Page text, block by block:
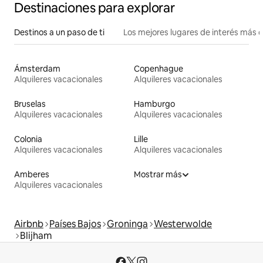
Destinaciones para explorar
Destinos a un paso de ti Los mejores lugares de interés más
Ámsterdam
Alquileres vacacionales
Copenhague
Alquileres vacacionales
Bruselas
Alquileres vacacionales
Hamburgo
Alquileres vacacionales
Colonia
Alquileres vacacionales
Lille
Alquileres vacacionales
Amberes
Alquileres vacacionales
Mostrar más
Airbnb Países Bajos Groninga Westerwolde
Blijham